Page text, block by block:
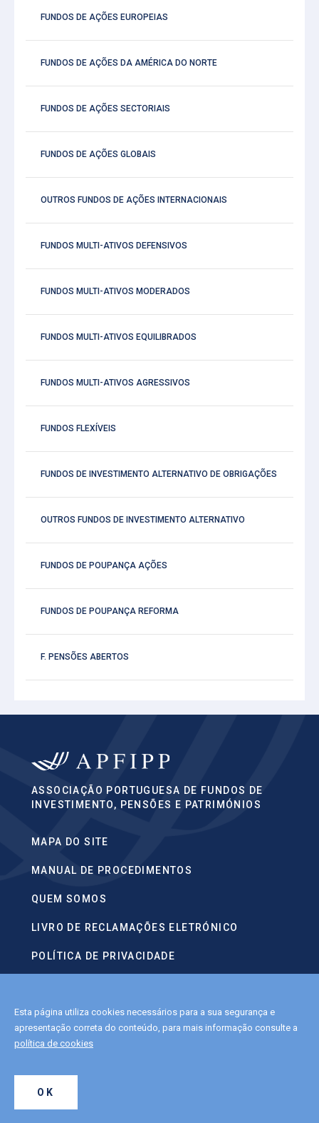
FUNDOS DE AÇÕES EUROPEIAS
FUNDOS DE AÇÕES DA AMÉRICA DO NORTE
FUNDOS DE AÇÕES SECTORIAIS
FUNDOS DE AÇÕES GLOBAIS
OUTROS FUNDOS DE AÇÕES INTERNACIONAIS
FUNDOS MULTI-ATIVOS DEFENSIVOS
FUNDOS MULTI-ATIVOS MODERADOS
FUNDOS MULTI-ATIVOS EQUILIBRADOS
FUNDOS MULTI-ATIVOS AGRESSIVOS
FUNDOS FLEXÍVEIS
FUNDOS DE INVESTIMENTO ALTERNATIVO DE OBRIGAÇÕES
OUTROS FUNDOS DE INVESTIMENTO ALTERNATIVO
FUNDOS DE POUPANÇA AÇÕES
FUNDOS DE POUPANÇA REFORMA
F. PENSÕES ABERTOS
Esta página utiliza cookies necessários para a sua segurança e
apresentação correta do conteúdo, para mais informação consulte a
política de cookies
OK
ASSOCIAÇÃO PORTUGUESA DE FUNDOS DE
INVESTIMENTO, PENSÕES E PATRIMÓNIOS
MAPA DO SITE
MANUAL DE PROCEDIMENTOS
QUEM SOMOS
LIVRO DE RECLAMAÇÕES ELETRÓNICO
POLÍTICA DE PRIVACIDADE
POLÍTICA DE COOKIES